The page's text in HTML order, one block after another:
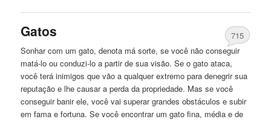
Gatos
715
Sonhar com um gato, denota má sorte, se você não conseguir
matá-lo ou conduzi-lo a partir de sua visão. Se o gato ataca,
você terá inimigos que vão a qualquer extremo para denegrir sua
reputação e lhe causar a perda da propriedade. Mas se você
conseguir banir ele, você vai superar grandes obstáculos e subir
em fama e fortuna. Se você encontrar um gato fina, média e de